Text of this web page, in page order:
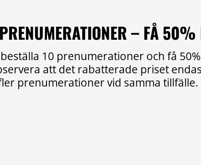
– FÅ 50%
10 prenumerationer och få
att det rabatterade priset
prenumerationer vid samma tillfälle.